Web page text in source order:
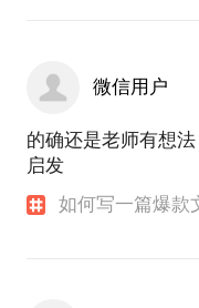
微信用户
的确还是老师有想
启发
如何写一篇爆款